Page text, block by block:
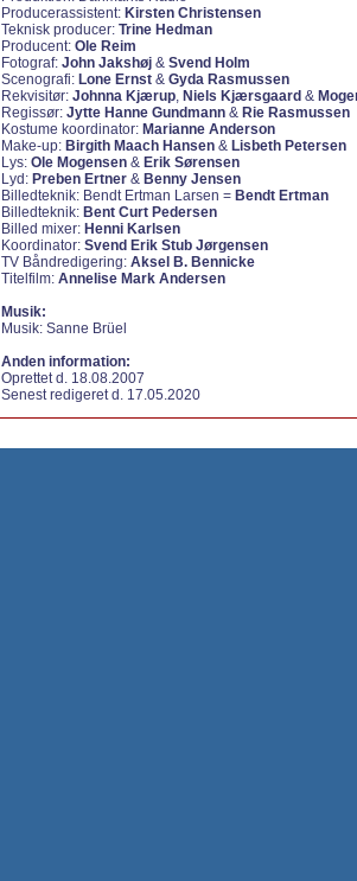
Producerassistent: Kirsten Christensen
Teknisk producer: Trine Hedman
Producent: Ole Reim
Fotograf: John Jakshøj & Svend Holm
Scenografi: Lone Ernst & Gyda Rasmussen
Rekvisitør: Johnna Kjærup, Niels Kjærsgaard &
Regissør: Jytte Hanne Gundmann & Rie Rasmussen
Kostume koordinator: Marianne Anderson
Make-up: Birgith Maach Hansen & Lisbeth Petersen
Lys: Ole Mogensen & Erik Sørensen
Lyd: Preben Ertner & Benny Jensen
Billedteknik: Bendt Ertman Larsen = Bendt Ertman
Billedteknik: Bent Curt Pedersen
Billed mixer: Henni Karlsen
Koordinator: Svend Erik Stub Jørgensen
TV Båndredigering: Aksel B. Bennicke
Titelfilm: Annelise Mark Andersen
Musik:
Musik: Sanne Brüel
Anden information:
Oprettet d. 18.08.2007
Senest redigeret d. 17.05.2020